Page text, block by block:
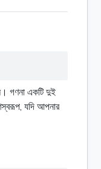
গণনা একটি দুই
যদি আপনার